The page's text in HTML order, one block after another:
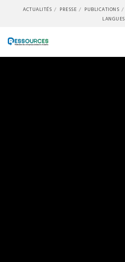
ACTUALITÉS PRESSE PUBLICATIONS
LANGUES